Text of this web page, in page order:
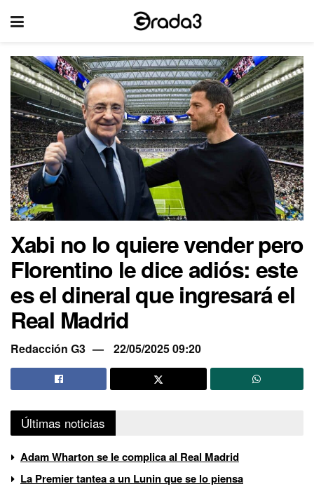
Xabi no lo quiere vender pero
Florentino le dice adiós: este
es el dineral que ingresará el
Real Madrid
Redacción G3 22/05/2025 09:20
Últimas noticias
Adam Wharton se le complica al Real Madrid
La Premier tantea a un Lunin que se lo piensa